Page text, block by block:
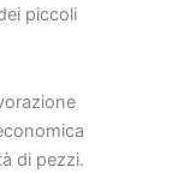
piccoli
di pezzi.